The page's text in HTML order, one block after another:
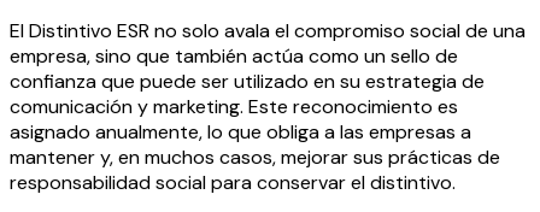
El Distintivo ESR no solo avala el compromiso social de una
empresa, sino que también actúa como un sello de
confianza que puede ser utilizado en su estrategia de
comunicación y marketing. Este reconocimiento es
asignado anualmente, lo que obliga a las empresas a
mantener y, en muchos casos, mejorar sus prácticas de
responsabilidad social para conservar el distintivo.